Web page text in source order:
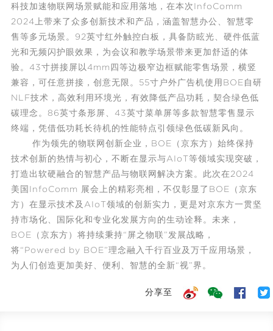
科技加速物联网场景赋能和应用落地，在本次InfoComm
2024上带来了众多创新技术和产品，涵盖智慧办公、 智慧零
售等多元场景。92英寸红外触控白板，具备防眩光、硬件低蓝
光和无频闪护眼效果，为会议和教学场景带来更加舒适的体
验。43寸拼接屏以4mm四等边极窄边框赋能零售场景，横竖
兼容，可任意拼接，创意无限。55寸户外广告机使用BOE自研
NLF技术，高效利用环境光，有效降低产品功耗，契合绿色低
碳理念。86英寸条形屏、43英寸菜单屏等多款智慧零售 显示
终端，凭借低功耗长待机的性能特点引领绿色低碳新风向。
作为领先的物联网创新企业，BOE（京东方）始终保持
技术创新的热情与初心，不断在显示与AIoT等领域实现突破，
打造出软硬融合的智慧产品与物联网解决方案。此次在2024
美国InfoComm 展会上的精彩亮相，不仅彰显了BOE（京东
方）在显示技术及AIoT领域的创新实力，更是对京东方一贯坚
持市场化、国际化和专业化发展方向的生动诠释。未来，
BOE（京东方）将持续秉持“屏之物联”发展战略，
将“Powered by BOE”理念融入千行百业及万千应用场景，
为人们创造更加美好、便利、智慧的全新“视”界。
分享至